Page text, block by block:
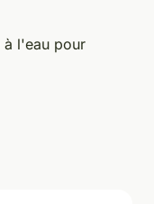
à l'eau pour